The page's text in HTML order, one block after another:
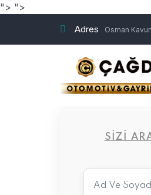
"> ">
Adres Osman
SIZI